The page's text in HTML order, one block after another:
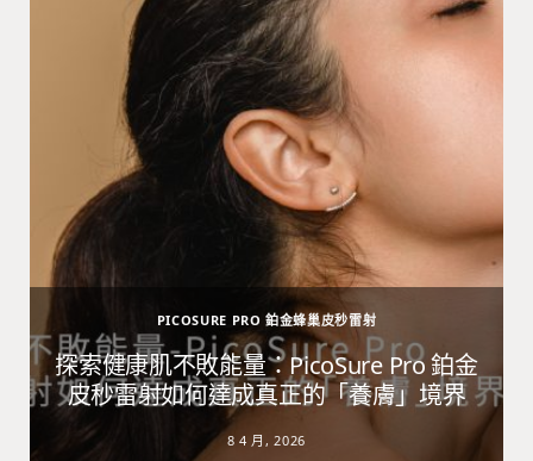
PICOSURE PRO 鉑金蜂巢皮秒雷射
探索健康肌不敗能量：PicoSure Pro 鉑金
皮秒雷射如何達成真正的「養膚」境界
8 4 月, 2026